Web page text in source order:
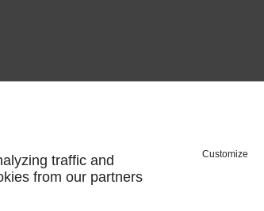
traffic and
from our partners
Customize